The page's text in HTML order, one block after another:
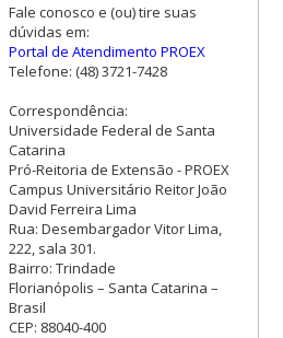
Fale conosco e (ou) tire suas
dúvidas em:
Portal de Atendimento PROEX
Telefone: (48) 3721-7428
Correspondência:
Universidade Federal de Santa
Catarina
Pró-Reitoria de Extensão - PROEX
Campus Universitário Reitor João
David Ferreira Lima
Rua: Desembargador Vitor Lima,
222, sala 301.
Bairro: Trindade
Florianópolis – Santa Catarina –
Brasil
CEP: 88040-400